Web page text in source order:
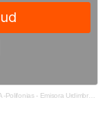
- Emisora Urdimbre Mezcla